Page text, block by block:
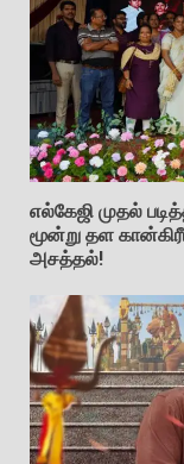
எல்கேஜி முதல்
மூன்று தள
அசத்தல்!